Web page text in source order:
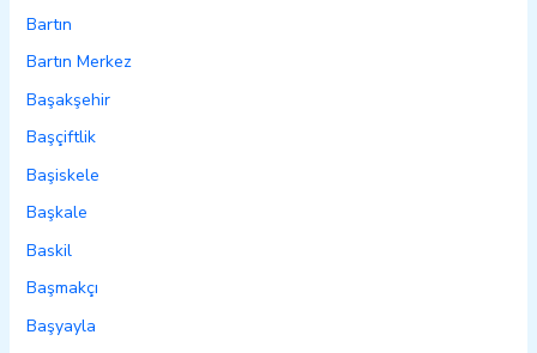
Bartın
Bartın Merkez
Başakşehir
Başçiftlik
Başiskele
Başkale
Baskil
Başmakçı
Başyayla